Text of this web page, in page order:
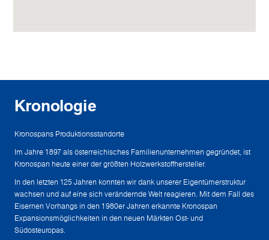
Kronologie
Kronospans Produktionsstandorte
Im Jahre 1897 als österreichisches Familienunternehmen gegründet, ist
Kronospan heute einer der größten Holzwerkstoffhersteller.
In den letzten 125 Jahren konnten wir dank unserer Eigentümerstruktur
wachsen und auf eine sich verändernde Welt reagieren. Mit dem Fall des
Eisernen Vorhangs in den 1980er Jahren erkannte Kronospan
Expansionsmöglichkeiten in den neuen Märkten Ost- und
Südosteuropas.